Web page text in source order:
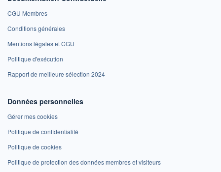
CGU Membres
Conditions générales
Mentions légales et CGU
Politique d'exécution
Rapport de meilleure sélection 2024
Données personnelles
Gérer mes cookies
Politique de confidentialité
Politique de cookies
Politique de protection des données membres et visiteurs